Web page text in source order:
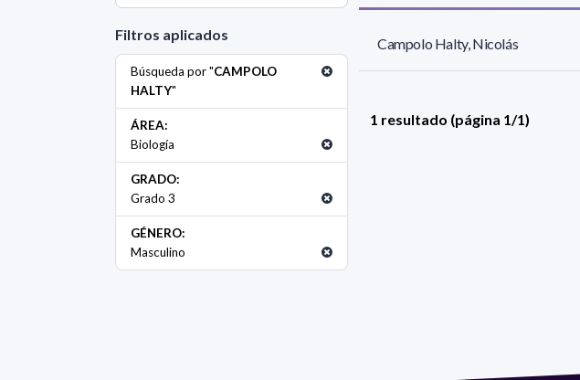
Filtros aplicados
Búsqueda por "CAMPOLO
HALTY"
ÁREA:
Biología
GRADO:
Grado 3
GÉNERO:
Masculino
Campolo Halty, Nicolás
1 resultado (página 1/1)